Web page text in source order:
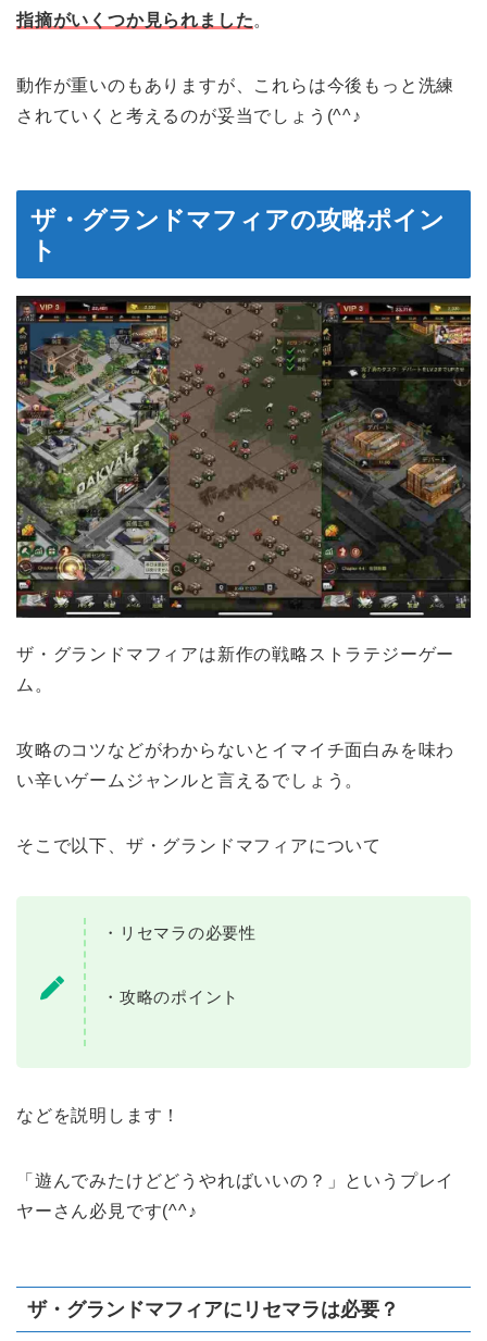
指摘がいくつか見られました。
動作が重いのもありますが、これらは今後もっと洗練
されていくと考えるのが妥当でしょう(^^♪
ザ・グランドマフィアの攻略ポイン
ト
ザ・グランドマフィアは新作の戦略ストラテジーゲー
ム。
攻略のコツなどがわからないとイマイチ面白みを味わ
い辛いゲームジャンルと言えるでしょう。
そこで以下、ザ・グランドマフィアについて
・リセマラの必要性
・攻略のポイント
などを説明します！
「遊んでみたけどどうやればいいの？」というプレイ
ヤーさん必見です(^^♪
ザ・グランドマフィアにリセマラは必要？